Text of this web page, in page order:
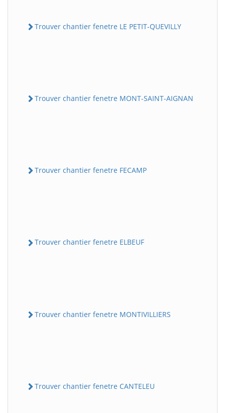
Trouver chantier fenetre LE PETIT-QUEVILLY
Trouver chantier fenetre MONT-SAINT-AIGNAN
Trouver chantier fenetre FECAMP
Trouver chantier fenetre ELBEUF
Trouver chantier fenetre MONTIVILLIERS
Trouver chantier fenetre CANTELEU